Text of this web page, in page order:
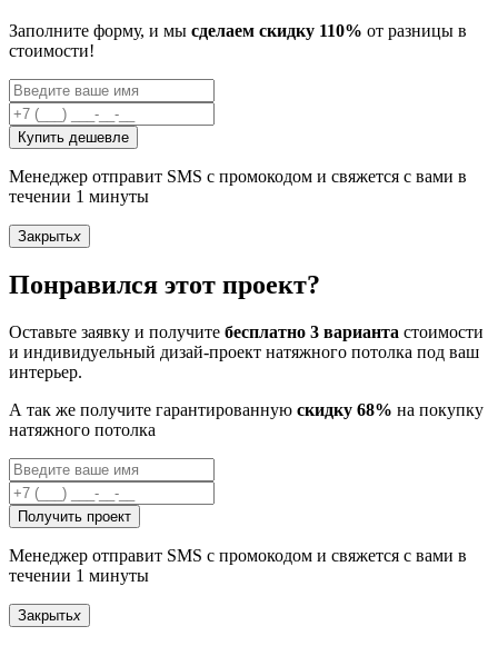
Заполните форму, и мы сделаем скидку 110% от разницы в
стоимости!
Купить дешевле
Менеджер отправит SMS с промокодом и свяжется с вами в
течении 1 минуты
Закрытьx
Понравился этот проект?
Оставьте заявку и получите бесплатно 3 варианта стоимости
и индивидуельный дизай-проект натяжного потолка под ваш
интерьер.
А так же получите гарантированную скидку 68% на покупку
натяжного потолка
Получить проект
Менеджер отправит SMS с промокодом и свяжется с вами в
течении 1 минуты
Закрытьx